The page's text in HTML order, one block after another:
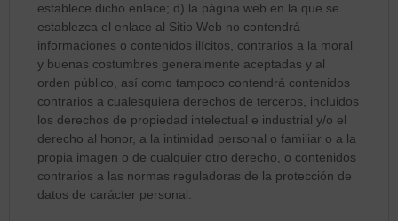
establece dicho enlace; d) la página web en la que se
establezca el enlace al Sitio Web no contendrá
informaciones o contenidos ilícitos, contrarios a la moral
y buenas costumbres generalmente aceptadas y al
orden público, así como tampoco contendrá contenidos
contrarios a cualesquiera derechos de terceros, incluidos
los derechos de propiedad intelectual e industrial y/o el
derecho al honor, a la intimidad personal o familiar o a la
propia imagen o de cualquier otro derecho, o contenidos
contrarios a las normas reguladoras de la protección de
datos de carácter personal.